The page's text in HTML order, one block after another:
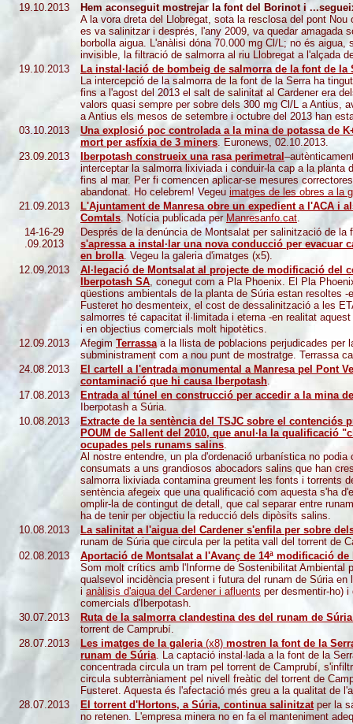
19.10.2013
Hem aconseguit mostrejar la font del Borinot i
A la vora dreta del Llobregat, sota la resclosa del pont
es va salinitzar i després, l'any 2009, va quedar amagada
borbolla aigua. L'anàlisi dóna 70.000 mg Cl/L; no és
invisible, la filtració de salmorra al riu Llobregat a l'alçada
19.10.2013
La instal·lació de bombeig de salmorra de la font de la
La intercepció de la salmorra de la font de la Serra ha
fins a l'agost del 2013 el salt de salinitat al Cardener era
valors quasi sempre per sobre dels 300 mg Cl/L a Antius,
a Antius els mesos de setembre i octubre del 2013 han
03.10.2013
Una explosió poc controlada a la mina de potassa de
mort per asfíxia de 3 miners. Euronews, 02.10.2013.
23.09.2013
Iberpotash construeix una rasa perimetral
interceptar la salmorra lixiviada i conduir-la cap a la planta
fins al mar. Per fi comencen aplicar-se mesures
abandonat. Ho celebrem! Vegeu imatges de les obres a la
21.09.2013
L'Ajuntament de Manresa obre un expedient a l'ACA i
Comtals. Notícia publicada per Manresanfo.cat.
14-16-29
.09.2013
Després de la denúncia de Montsalat per salinització de
s'apressa a instal·lar una nova conducció per
en brolla. Vegeu la galeria d'imatges (x5).
12.09.2013
Al·legació de Montsalat al projecte de modificació del
Iberpotash SA, conegut com a Pla Phoenix. El Pla
qüestions ambientals de la planta de Súria estan resoltes
Fusteret ho desmenteix, el cost de dessalinització a les
salmorres té capacitat il·limitada i eterna -en realitat
i en objectius comercials molt hipotètics.
12.09.2013
Afegim Terrassaa la llista de poblacions perjudicades per
subministrament com a nou punt de mostratge. Terrassa
24.08.2013
El cartell a l'entrada monumental a Manresa pel Pont
contaminació que hi causa Iberpotash.
17.08.2013
Entrada al túnel en construcció per accedir a la mina
Iberpotash a Súria.
10.08.2013
Extracte de la sentència del TSJC sobre el contenciós
POUM de Sallent del 2010, que anul·la la qualificació
ocupades pels runams salins.
Al nostre entendre, un pla d'ordenació urbanística no
consumats a uns grandiosos abocadors salins que han
salmorra lixiviada contamina greument les fonts i torrents
sentència afegeix que una qualificació com aquesta s'ha
omplir-la de contingut de detall, que cal separar entre
ha de tenir per objectiu la reducció dels dipòsits salins.
10.08.2013
La salinitat a l'aigua del Cardener s'enfila per sobre
runam de Súria que circula per la petita vall del torrent de
02.08.2013
Aportació de Montsalat a l'Avanç de 14ª modificació
Som molt crítics amb l'Informe de Sostenibilitat Ambiental
qualsevol incidència present i futura del runam de Súria
i anàlisis d'aigua del Cardener i afluents per desmentir-ho)
comercials d'Iberpotash.
30.07.2013
Ruta de la salmorra clandestina des del runam de
torrent de Camprubí.
28.07.2013
Les imatges de la galeria(x8) mostren la font de la
runam de Súria. La captació instal·lada a la font de la
concentrada circula un tram pel torrent de Camprubí,
circula subterràniament pel nivell freàtic del torrent de
Fusteret. Aquesta és l'afectació més greu a la qualitat de
28.07.2013
El torrent d'Hortons, a Súria, continua salinitzatper la
no retenen. L'empresa minera no en fa el manteniment